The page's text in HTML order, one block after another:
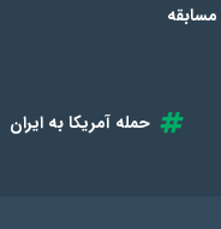
مسابقه
حمله آمریکا به ایران